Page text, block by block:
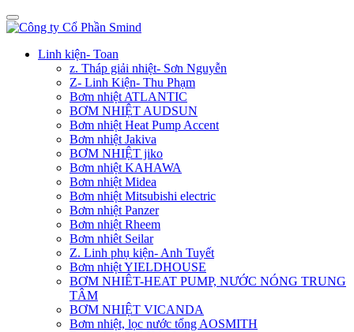
Linh kiện- Toan
z. Tháp giải nhiệt- Sơn Nguyễn
Z- Linh Kiện- Thu Phạm
Bơm nhiệt ATLANTIC
BƠM NHIỆT AUDSUN
Bơm nhiệt Heat Pump Accent
Bơm nhiệt Jakiva
BƠM NHIỆT jiko
Bơm nhiệt KAHAWA
Bơm nhiệt Midea
Bơm nhiệt Mitsubishi electric
Bơm nhiệt Panzer
Bơm nhiệt Rheem
Bơm nhiêt Seilar
Z. Linh phụ kiện- Anh Tuyết
Bơm nhiệt YIELDHOUSE
BƠM NHIÊT-HEAT PUMP, NƯỚC NÓNG TRUNG
TÂM
BƠM NHIỆT VICANDA
Bơm nhiệt, lọc nước tổng AOSMITH